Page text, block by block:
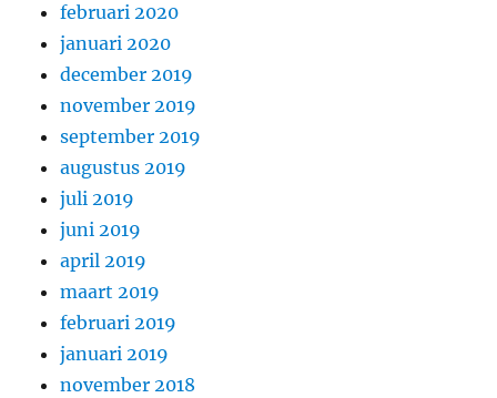
februari 2020
januari 2020
december 2019
november 2019
september 2019
augustus 2019
juli 2019
juni 2019
april 2019
maart 2019
februari 2019
januari 2019
november 2018